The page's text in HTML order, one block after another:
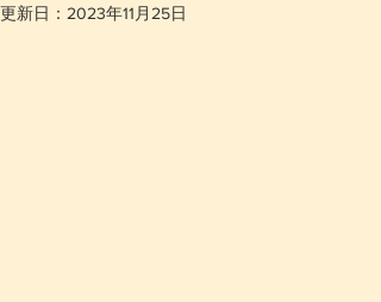
更新日： 2023年11月25日